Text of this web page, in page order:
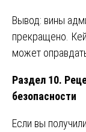
Вывод: вины
прекращено.
может
Раздел 10.
безопасности
Если вы